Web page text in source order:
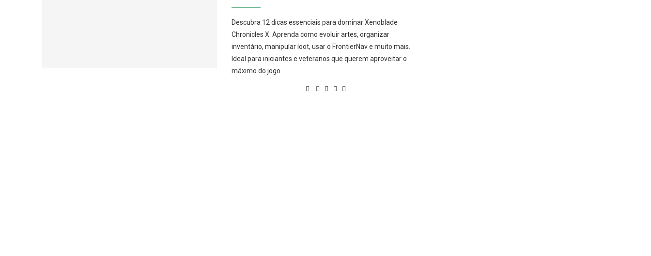
Descubra 12 dicas essenciais para dominar Xenoblade
Chronicles X. Aprenda como evoluir artes, organizar
inventário, manipular loot, usar o FrontierNav e muito mais.
Ideal para iniciantes e veteranos que querem aproveitar o
máximo do jogo.